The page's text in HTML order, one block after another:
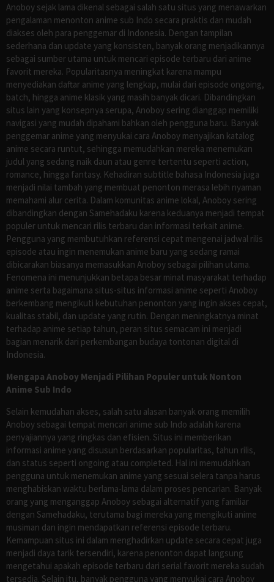
Anoboy sejak lama dikenal sebagai salah satu situs yang menawarkan
pengalaman menonton anime sub Indo secara praktis dan mudah
diakses oleh para penggemar di Indonesia. Dengan tampilan
sederhana dan update yang konsisten, banyak orang menjadikannya
sebagai sumber utama untuk mencari episode terbaru dari anime
favorit mereka. Popularitasnya meningkat karena mampu
menyediakan daftar anime yang lengkap, mulai dari episode ongoing,
batch, hingga anime klasik yang masih banyak dicari. Dibandingkan
situs lain yang konsepnya serupa, Anoboy sering dianggap memiliki
navigasi yang mudah dipahami bahkan oleh pengguna baru. Banyak
penggemar anime yang menyukai cara Anoboy menyajikan katalog
anime secara runtut, sehingga memudahkan mereka menemukan
judul yang sedang naik daun atau genre tertentu seperti action,
romance, hingga fantasy. Kehadiran subtitle bahasa Indonesia juga
menjadi nilai tambah yang membuat penonton merasa lebih nyaman
memahami alur cerita. Dalam komunitas anime lokal, Anoboy sering
dibandingkan dengan Samehadaku karena keduanya menjadi tempat
populer untuk mencari rilis terbaru dan informasi terkait anime.
Pengguna yang membutuhkan referensi cepat mengenai jadwal rilis
episode atau ingin menemukan anime baru yang sedang ramai
dibicarakan biasanya memasukkan Anoboy sebagai pilihan utama.
Fenomena ini menunjukkan betapa besar minat masyarakat terhadap
anime serta bagaimana situs-situs informasi anime seperti Anoboy
berkembang mengikuti kebutuhan penonton yang ingin akses cepat,
kualitas stabil, dan update yang rutin. Dengan meningkatnya minat
terhadap anime setiap tahun, peran situs semacam ini menjadi
bagian menarik dari perkembangan budaya tontonan digital di
Indonesia.
Mengapa Anoboy Menjadi Pilihan Populer untuk Nonton
Anime Sub Indo
Selain kemudahan akses, salah satu alasan banyak orang memilih
Anoboy sebagai tempat mencari anime sub Indo adalah karena
penyajiannya yang ringkas dan efisien. Situs ini memberikan
informasi anime yang disusun berdasarkan popularitas, tahun rilis,
dan status seperti ongoing atau completed. Hal ini memudahkan
pengguna untuk menemukan anime yang sesuai selera tanpa harus
menghabiskan waktu berlama-lama dalam proses pencarian. Banyak
orang yang menganggap Anoboy sebagai alternatif yang familiar
dengan Samehadaku, terutama bagi mereka yang mengikuti anime
musiman dan ingin mendapatkan referensi episode terbaru.
Kemampuan situs ini dalam menghadirkan update secara cepat juga
menjadi daya tarik tersendiri, karena penonton dapat langsung
mengetahui apakah episode terbaru dari serial favorit mereka sudah
tersedia. Selain itu, banyak pengguna yang menyukai cara Anoboy